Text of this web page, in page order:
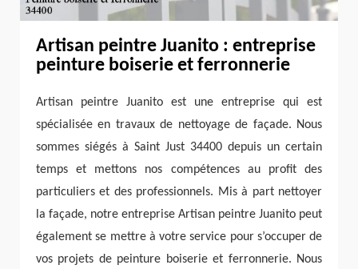
Artisan peintre Juanito : entreprise
peinture boiserie et ferronnerie
Artisan peintre Juanito est une entreprise qui est
spécialisée en travaux de nettoyage de façade. Nous
sommes siégés à Saint Just 34400 depuis un certain
temps et mettons nos compétences au profit des
particuliers et des professionnels. Mis à part nettoyer
la façade, notre entreprise Artisan peintre Juanito peut
également se mettre à votre service pour s’occuper de
vos projets de peinture boiserie et ferronnerie. Nous